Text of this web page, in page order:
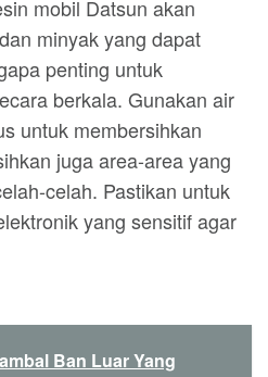
mobil Datsun akan
minyak yang dapat
penting untuk
berkala. Gunakan air
untuk membersihkan
juga area-area yang
celah. Pastikan untuk
yang sensitif agar
Ban Luar Yang